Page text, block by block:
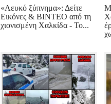
«Λευκό ξύπνημα»: Δείτε
Εικόνες & ΒΙΝΤΕΟ από τη
χιονισμένη Χαλκίδα - Το...